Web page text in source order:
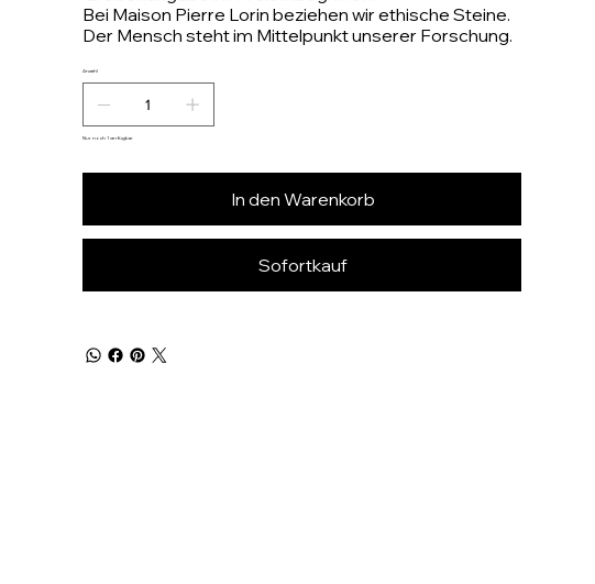
Bei Maison Pierre Lorin beziehen wir ethische Steine.
Der Mensch steht im Mittelpunkt unserer Forschung.
Anzahl
Nur noch 1 verfügbar
In den Warenkorb
Sofortkauf